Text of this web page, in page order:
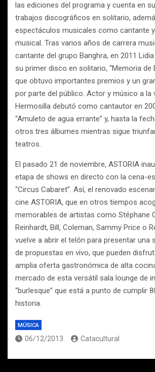
las ediciones del programa y cuenta en
trabajos discográficos en solitario,
espectáculos musicales como cantante
musical. Tras varios años de carrera
cantante del grupo Banghra, en 2011
su primer disco en solitario, “Memoria de
que obtuvo importantes premios y un
por parte del público. Actor y músico a la
Hermosilla debutó como cantautor en
“Amuleto de agua errante” y, hasta la
otros tres álbumes mientras sigue
teatros.
El pasado 21 de noviembre, ASTORIA
etapa de shows en directo con la cena-
“Circus Cabaret”. Así, el renovado
cine ASTORIA, que en otros tiempos
memorables de artistas como Stéphane
Reinhardt, Bill, Coleman, Sammy Price o
vuelve a abrir el telón para presentar una
de propuestas en vivo, que pueden
amplia oferta gastronómica de alta
mercado de esta versátil sala lounge de
“burlesque” que está a punto de cumplir
historia.
MÚSICA
06/12/2013 Catacultural